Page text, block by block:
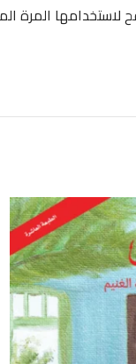
لاستخدامها المرة